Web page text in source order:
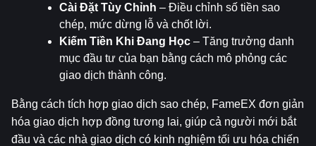
Cài Đặt Tùy Chỉnh – Điều chỉnh số tiền sao
chép, mức dừng lỗ và chốt lời.
Kiếm Tiền Khi Đang Học – Tăng trưởng danh
mục đầu tư của bạn bằng cách mô phỏng các
giao dịch thành công.
Bằng cách tích hợp giao dịch sao chép, FameEX đơn giản
hóa giao dịch hợp đồng tương lai, giúp cả người mới bắt
đầu và các nhà giao dịch có kinh nghiệm tối ưu hóa chiến